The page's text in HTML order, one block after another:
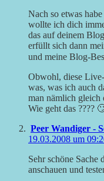
Nach so etwas
wollte ich dich
das auf deinem
erfüllt sich dann
und meine Blog-
Obwohl, diese
was, was ich auch
man nämlich gleich
Wie geht das ????
Peer Wandiger -
19.03.2008 um
Sehr schöne Sache
anschauen und